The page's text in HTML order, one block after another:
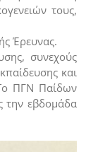
τους,
Έρευνας.
συνεχούς
και
ΠΓΝ Παίδων
την εβδομάδα